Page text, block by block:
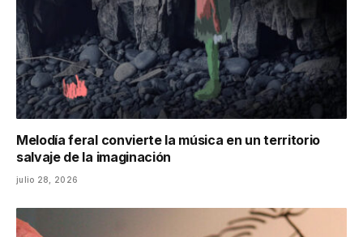
Melodía feral convierte la música en un territorio
salvaje de la imaginación
julio 28, 2026